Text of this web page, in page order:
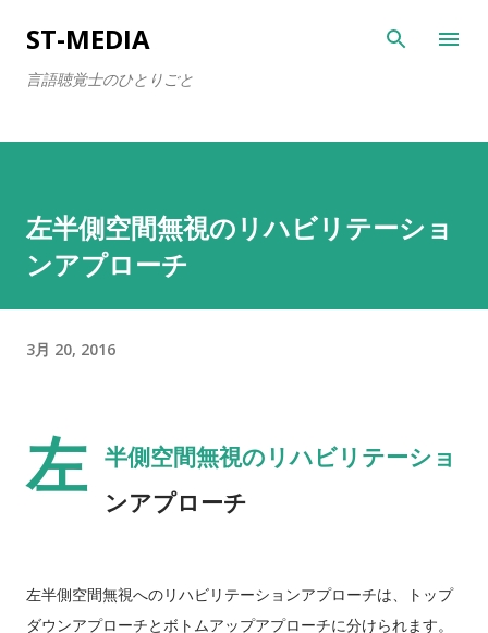
スキップしてメイン コンテンツに移動
ST-MEDIA
言語聴覚士のひとりごと
左半側空間無視のリハビリテーショ
ンアプローチ
3月 20, 2016
左 半側空間無視のリハビリテーショ
ンアプローチ
左半側空間無視へのリハビリテーションアプローチは、トップ
ダウンアプローチとボトムアップアプローチに分けられます。